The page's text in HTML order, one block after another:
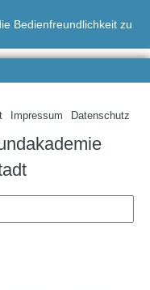
Bedienfreundlichkeit zu
Impressum Datenschutz